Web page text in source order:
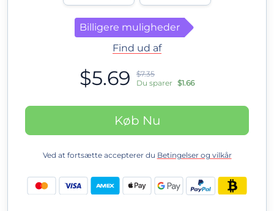
Billigere muligheder
Find ud af
$5.69
$7.35
Du sparer $1.66
Køb Nu
Ved at fortsætte accepterer du Betingelser og vilkår